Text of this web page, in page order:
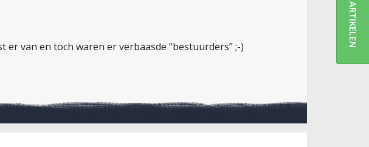
van en toch waren er verbaasde “bestuurders” ;-)
ARTIKELEN